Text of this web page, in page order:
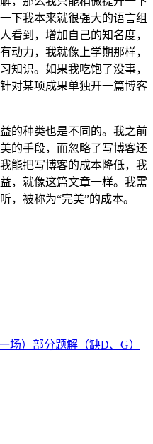
下我本来就很强大的语言组
看到，增加自己的知名度，
动力，我就像上学期那样，
知识。如果我吃饱了没事，
对某项成果单独开一篇博客
的种类也是不同的。我之前
的手段，而忽略了写博客还
能把写博客的成本降低，我
，就像这篇文章一样。我需
，被称为“完美”的成本。
场）部分题解（缺D、G）